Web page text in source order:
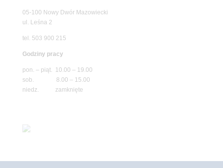
05-100 Nowy Dwór Mazowiecki
ul. Leśna 2
tel. 503 900 215
Godziny pracy
pon. – piąt. 10.00 – 19.00
sob. 8.00 – 15.00
niedz. zamknięte